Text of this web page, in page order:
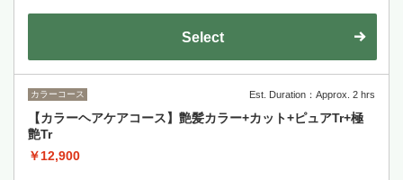
Select
カラーコース Est. Duration：Approx. 2 hrs
【カラーヘアケアコース】艶髪カラー+カット+ピュアTr+極
艶Tr
￥12,900